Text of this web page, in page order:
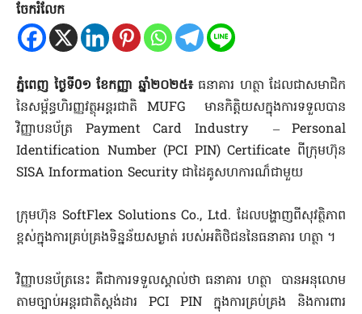
ចែករំលែក
ភ្នំពេញ ថ្ងៃទី0១ ខែកញ្ញា ឆ្នាំ២០២៥៖ធនាគារ ហត្ថា ដែលជាសមាជិក
នៃសម្ព័ន្ធហិរញ្ញវត្ថុអន្តរជាតិ MUFG មានកិត្តិយសក្នុងការទទួលបាន
វិញ្ញាបនប័ត្រ Payment Card Industry – Personal
Identification Number (PCI PIN) Certificate ពីក្រុមហ៊ុន
SISA Information Security ជាដៃគូសហការណ៏ជាមួយ
ក្រុមហ៊ុន SoftFlex Solutions Co., Ltd. ដែលបង្ហាញពីសុវត្ថិភាព
ខ្ពស់ក្នុងការគ្រប់គ្រងទិន្នន័យសម្ងាត់ របស់អតិថិជននៃធនាគារ ហត្ថា ។
វិញ្ញាបនប័ត្រនេះ គឺជាការទទួលស្គាល់ថា ធនាគារ ហត្ថា បានអនុលោម
តាមច្បាប់អន្តរជាតិស្តង់ដារ PCI PIN ក្នុងការគ្រប់គ្រង និងការពារ